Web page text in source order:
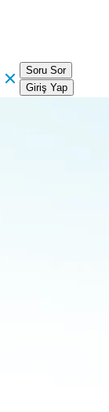
Soru Sor
Giriş Yap